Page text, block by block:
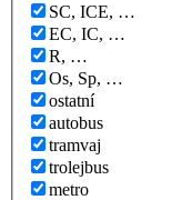
SC, ICE, …
EC, IC, …
R, …
Os, Sp, …
ostatní
autobus
tramvaj
trolejbus
metro